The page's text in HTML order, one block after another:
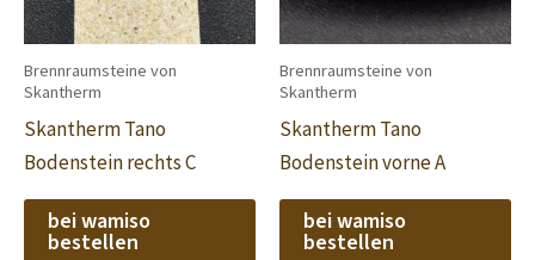
Brennraumsteine von
Skantherm
Skantherm Tano
Bodenstein rechts C
bei wamiso
bestellen
Brennraumsteine von
Skantherm
Skantherm Tano
Bodenstein vorne A
bei wamiso
bestellen